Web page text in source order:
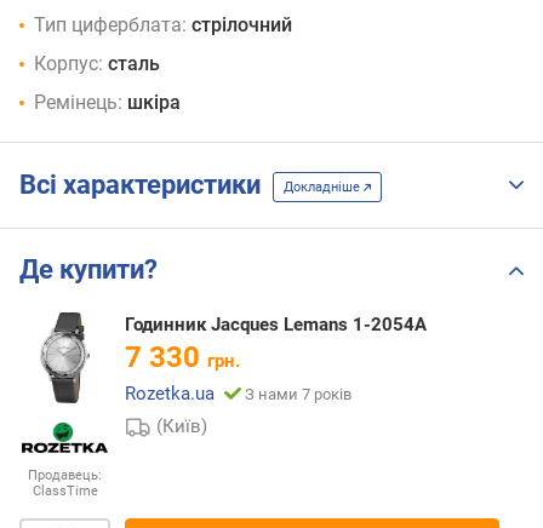
Тип циферблата: стрілочний
Корпус: сталь
Ремінець: шкіра
Всі характеристики Докладніше
Де купити?
Продавець:
ClassTime
Годинник Jacques Lemans 1-2054A
7 330 грн.
Rozetka.ua
З нами 7 років
(Київ)